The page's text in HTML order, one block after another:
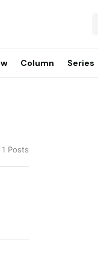
Column Series
Posts